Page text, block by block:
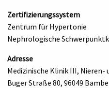
Zertifizierungssystem
Zentrum für Hypertonie
Nephrologische
Adresse
Medizinische Klinik III,
Buger Straße 80, 96049